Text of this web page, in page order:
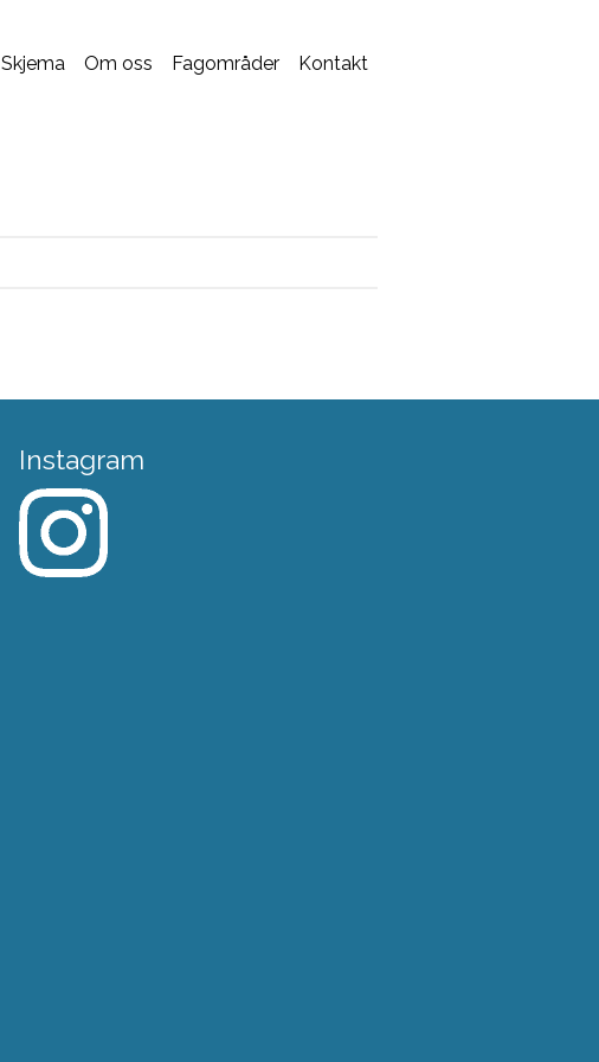
Skjema Om oss Fagområder Kontakt
Instagram